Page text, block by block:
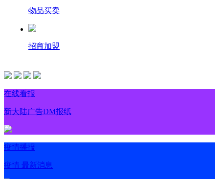
物品买卖
招商加盟
在线看报
新大陆广告DM报纸
疫情播报
疫情 最新消息